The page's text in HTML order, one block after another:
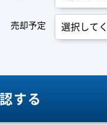
売却予定
する